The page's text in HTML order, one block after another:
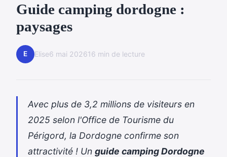
Guide camping dordogne :
paysages
E Elise6 mai 202616 min de lecture
Avec plus de 3,2 millions de visiteurs en
2025 selon l'Office de Tourisme du
Périgord, la Dordogne confirme son
attractivité ! Un guide camping Dordogne